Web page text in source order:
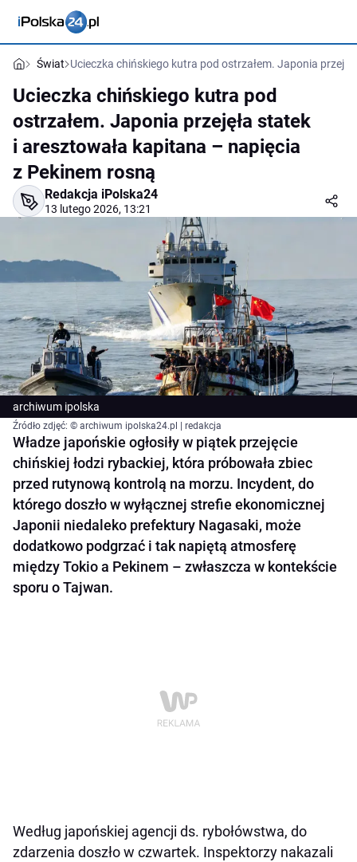
Świat Ucieczka chińskiego kutra pod ostrzałem. Japonia
Ucieczka chińskiego kutra pod
ostrzałem. Japonia przejęła statek
i aresztowała kapitana – napięcia
z Pekinem rosną
Redakcja iPolska24
13 lutego 2026, 13:21
archiwum ipolska
Źródło zdjęć: © archiwum ipolska24.pl | redakcja
Władze japońskie ogłosiły w piątek przejęcie
chińskiej łodzi rybackiej, która próbowała zbiec
przed rutynową kontrolą na morzu. Incydent, do
którego doszło w wyłącznej strefie ekonomicznej
Japonii niedaleko prefektury Nagasaki, może
dodatkowo podgrzać i tak napiętą atmosferę
między Tokio a Pekinem – zwłaszcza w kontekście
sporu o Tajwan.
Według japońskiej agencji ds. rybołówstwa, do
zdarzenia doszło w czwartek. Inspektorzy nakazali